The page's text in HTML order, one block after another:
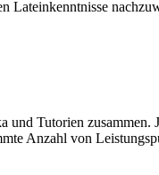
Lateinkenntnisse
Tutorien zusammen.
Anzahl von